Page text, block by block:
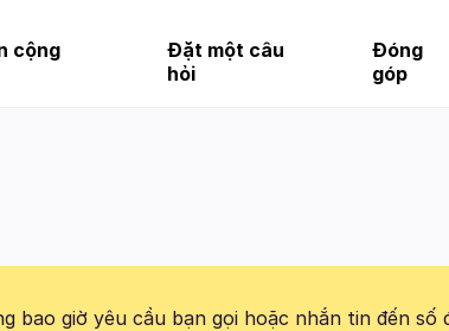
cộng
Đặt một câu
hỏi
Đóng
góp
bao giờ yêu cầu bạn gọi hoặc nhắn tin đến số